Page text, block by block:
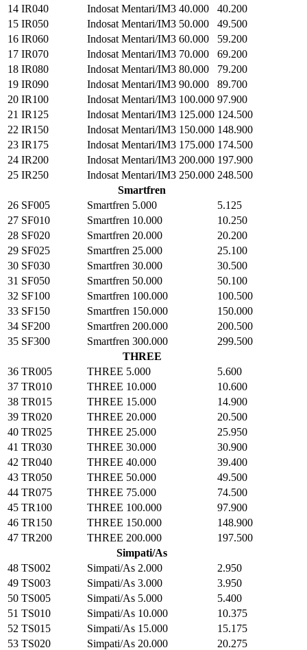
14 IR040 Indosat Mentari/IM3 40.000
40.200
15 IR050 Indosat Mentari/IM3 50.000
49.500
16 IR060 Indosat Mentari/IM3 60.000
59.200
17 IR070 Indosat Mentari/IM3 70.000
69.200
18 IR080 Indosat Mentari/IM3 80.000
79.200
19 IR090 Indosat Mentari/IM3 90.000
89.700
20 IR100 Indosat Mentari/IM3 100.000 97.900
21 IR125 Indosat Mentari/IM3 125.000 124.500
22 IR150 Indosat Mentari/IM3 150.000 148.900
23 IR175 Indosat Mentari/IM3 175.000 174.500
24 IR200 Indosat Mentari/IM3 200.000 197.900
25 IR250 Indosat Mentari/IM3 250.000 248.500
Smartfren
26 SF005 Smartfren 5.000
5.125
27 SF010 Smartfren 10.000
10.250
28 SF020 Smartfren 20.000
20.200
29 SF025 Smartfren 25.000
25.100
30 SF030 Smartfren 30.000
30.500
31 SF050 Smartfren 50.000
50.100
32 SF100 Smartfren 100.000
100.500
33 SF150 Smartfren 150.000
150.000
34 SF200 Smartfren 200.000
200.500
35 SF300 Smartfren 300.000
299.500
THREE
36 TR005 THREE 5.000
5.600
37 TR010 THREE 10.000
10.600
38 TR015 THREE 15.000
14.900
39 TR020 THREE 20.000
20.500
40 TR025 THREE 25.000
25.950
41 TR030 THREE 30.000
30.900
42 TR040 THREE 40.000
39.400
43 TR050 THREE 50.000
49.500
44 TR075 THREE 75.000
74.500
45 TR100 THREE 100.000
97.900
46 TR150 THREE 150.000
148.900
47 TR200 THREE 200.000
197.500
Simpati/As
48 TS002 Simpati/As 2.000
2.950
49 TS003 Simpati/As 3.000
3.950
50 TS005 Simpati/As 5.000
5.400
51 TS010 Simpati/As 10.000
10.375
52 TS015 Simpati/As 15.000
15.175
53 TS020 Simpati/As 20.000
20.275